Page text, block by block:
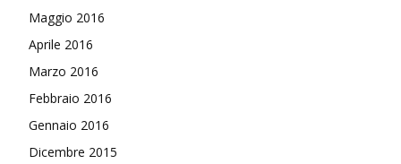
Maggio 2016
Aprile 2016
Marzo 2016
Febbraio 2016
Gennaio 2016
Dicembre 2015